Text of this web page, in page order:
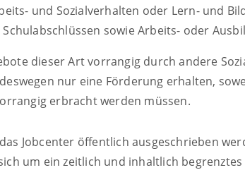
und Sozialverhalten oder Lern- und
sowie Arbeits- oder
dieser Art vorrangig durch andere
nur eine Förderung erhalten,
erbracht werden müssen.
Jobcenter öffentlich ausgeschrieben
um ein zeitlich und inhaltlich